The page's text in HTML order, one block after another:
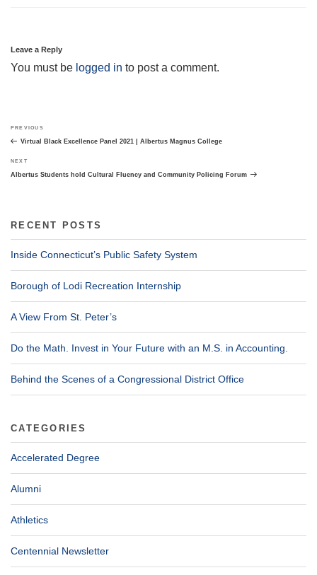
Leave a Reply
You must be logged in to post a comment.
navigation
Previous
Post
PREVIOUS
Virtual Black Excellence Panel 2021 | Albertus Magnus College
Next
Post
NEXT
Albertus Students hold Cultural Fluency and Community Policing Forum
RECENT POSTS
Inside Connecticut’s Public Safety System
Borough of Lodi Recreation Internship
A View From St. Peter’s
Do the Math. Invest in Your Future with an M.S. in Accounting.
Behind the Scenes of a Congressional District Office
CATEGORIES
Accelerated Degree
Alumni
Athletics
Centennial Newsletter